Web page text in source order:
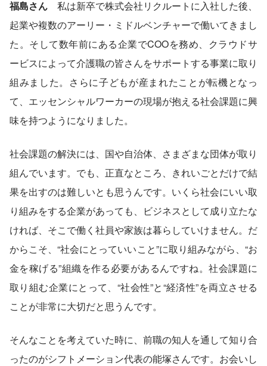
福島さん 私は新卒で株式会社リクルートに入社した後、
起業や複数のアーリー・ミドルベンチャーで働いてきまし
た。そして数年前にある企業でCOOを務め、クラウドサ
ービスによって介護職の皆さんをサポートする事業に取り
組みました。さらに子どもが産まれたことが転機となっ
て、エッセンシャルワーカーの現場が抱える社会課題に興
味を持つようになりました。
社会課題の解決には、国や自治体、さまざまな団体が取り
組んでいます。でも、正直なところ、きれいごとだけで結
果を出すのは難しいとも思うんです。いくら社会にいい取
り組みをする企業があっても、ビジネスとして成り立たな
ければ、そこで働く社員や家族は暮らしていけません。だ
からこそ、“社会にとっていいこと”に取り組みながら、“お
金を稼げる”組織を作る必要があるんですね。社会課題に
取り組む企業にとって、“社会性”と“経済性”を両立させる
ことが非常に大切だと思うんです。
そんなことを考えていた時に、前職の知人を通して知り合
ったのがシフトメーション代表の能塚さんです。お会いし